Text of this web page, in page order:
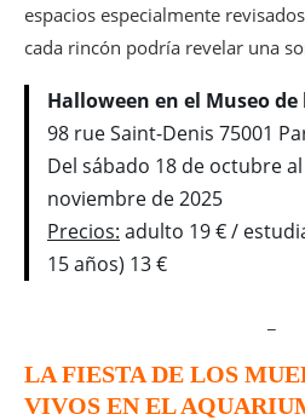
espacios especialmente
cada rincón podría revelar una
Halloween en el Museo
98 rue Saint-Denis 75001
Del sábado 18 de octubre
noviembre de 2025
Precios: adulto 19 € /
15 años) 13 €
LA FIESTA DE LOS
VIVOS EN EL